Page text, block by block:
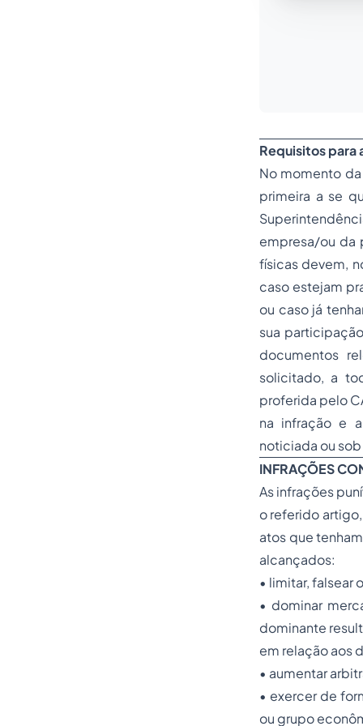
Requisitos para
No momento
primeira a se
empresa/ou da
físicas devem,
caso estejam
ou caso já
sua
documentos
solicitado, a
proferida pelo
na infração e
noticiada ou
INFRAÇÕES
As infrações
o referido
atos que
alcançados:
• limitar, falsear
• dominar
dominante
em relação aos
• aumentar
• exercer de
ou grupo